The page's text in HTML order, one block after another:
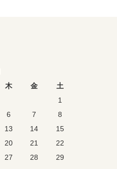
木 金
土
1
6 7
8
13 14
15
20 21
22
27 28
29